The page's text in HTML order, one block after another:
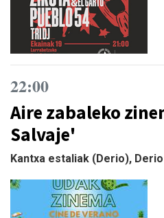
22:00
Aire zabaleko
Salvaje'
Kantxa estaliak (Derio),